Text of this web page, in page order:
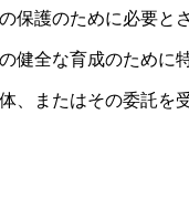
保護のために必要と
健全な育成のために
、またはその委託を